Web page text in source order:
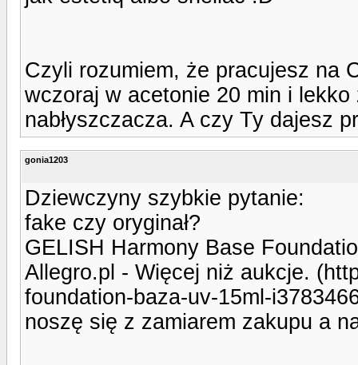
Czyli rozumiem, że pracujesz na
wczoraj w acetonie 20 min i lekko
nabłyszczacza. A czy Ty dajesz
gonia1203
Dziewczyny szybkie pytanie:
fake czy oryginał?
GELISH Harmony Base
Allegro.pl - Więcej niż aukcje.
foundation-baza-uv-15ml-
noszę się z zamiarem zakupu a